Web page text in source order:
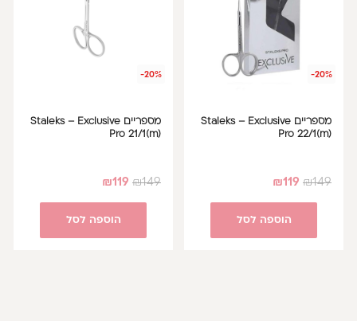
-20%
מספריים Staleks – Exclusive
Pro 22/1(m)
₪149
₪119
הוספה לסל
-20%
מספריים Staleks – Exclusive
Pro 21/1(m)
₪149
₪119
הוספה לסל